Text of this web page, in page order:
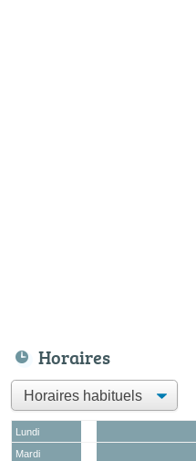
Horaires
Lundi
Mardi